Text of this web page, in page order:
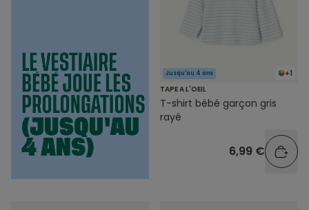
+1
Jusqu'au 4 ans
TAPE A L'OEIL
T-shirt bébé garçon gris
rayé
6,99 €